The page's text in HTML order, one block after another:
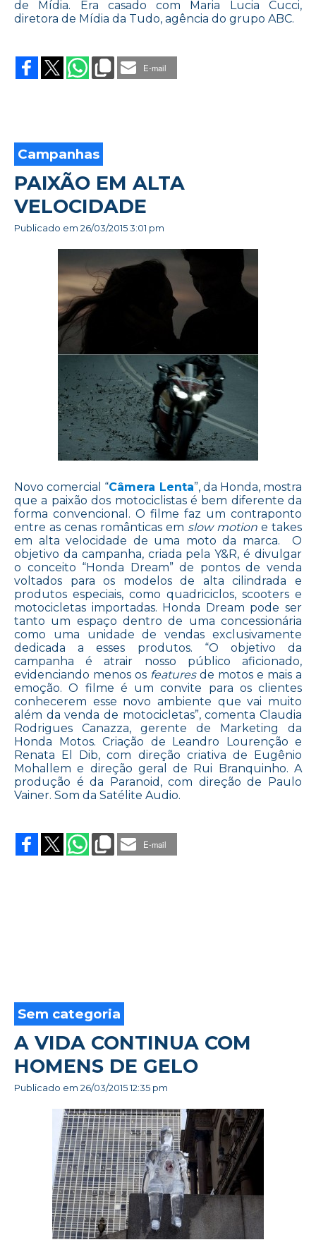
de Mídia. Era casado com Maria Lucia Cucci,
diretora de Mídia da Tudo, agência do grupo ABC.
UM
ÍCONE
E-mail
Campanhas
PAIXÃO EM ALTA
VELOCIDADE
Publicado em 26/03/2015 3:01 pm
Novo comercial “Câmera Lenta”, da Honda, mostra
que a paixão dos motociclistas é bem diferente da
forma convencional. O filme faz um contraponto
entre as cenas românticas em slow motion e takes
em alta velocidade de uma moto da marca. O
objetivo da campanha, criada pela Y&R, é divulgar
o conceito “Honda Dream” de pontos de venda
voltados para os modelos de alta cilindrada e
produtos especiais, como quadriciclos, scooters e
motocicletas importadas. Honda Dream pode ser
tanto um espaço dentro de uma concessionária
como uma unidade de vendas exclusivamente
dedicada a esses produtos. “O objetivo da
campanha é atrair nosso público aficionado,
evidenciando menos os featuresde motos e mais a
emoção. O filme é um convite para os clientes
conhecerem esse novo ambiente que vai muito
além da venda de motocicletas”, comenta Claudia
Rodrigues Canazza, gerente de Marketing da
Honda Motos. Criação de Leandro Lourenção e
Renata El Dib, com direção criativa de Eugênio
Mohallem e direção geral de Rui Branquinho. A
produção é da Paranoid, com direção de Paulo
Vainer. Som da Satélite Audio.
EM
ALTA
E-mail
Sem categoria
A VIDA CONTINUA COM
HOMENS DE GELO
Publicado em 26/03/2015 12:35 pm